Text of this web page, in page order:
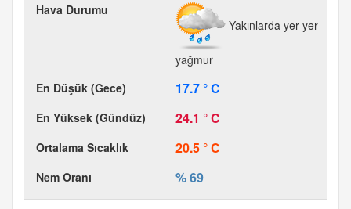
Yakınlarda yer yer
yağmur
17.7 ° C
24.1 ° C
20.5 ° C
% 69